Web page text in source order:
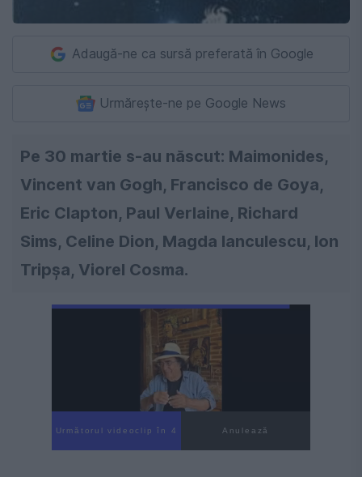
Adaugă-ne ca sursă preferată în Google
Urmărește-ne pe Google News
Pe 30 martie s-au născut: Maimonides,
Vincent van Gogh, Francisco de Goya,
Eric Clapton, Paul Verlaine, Richard
Sims, Celine Dion, Magda Ianculescu, Ion
Tripşa, Viorel Cosma.
Următorul videoclip în 3 Anulează